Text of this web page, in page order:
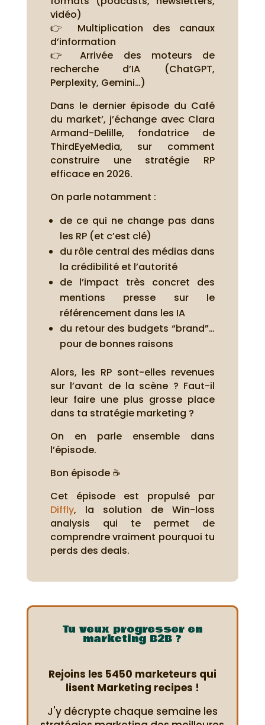
vidéo)
👉 Multiplication des canaux
d’information
👉 Arrivée des moteurs de
recherche d’IA (ChatGPT,
Perplexity, Gemini…)
Dans le dernier épisode du Café
du market’, j’échange avec Clara
Armand-Delille, fondatrice de
ThirdEyeMedia, sur comment
construire une stratégie RP
efficace en 2026.
On parle notamment :
de ce qui ne change pas dans
les RP (et c’est clé)
du rôle central des médias dans
la crédibilité et l’autorité
de l’impact très concret des
mentions presse sur le
référencement dans les IA
du retour des budgets “brand”…
pour de bonnes raisons
Alors, les RP sont-elles revenues
sur l’avant de la scène ? Faut-il
leur faire une plus grosse place
dans ta stratégie marketing ?
On en parle ensemble dans
l’épisode.
Bon épisode ☕
Cet épisode est propulsé par
Diffly, la solution de Win-loss
analysis qui te permet de
comprendre vraiment pourquoi tu
perds des deals.
Tu veux progresser en
marketing B2B ?
Rejoins les 5450 marketeurs qui
lisent Marketing recipes !
J'y décrypte chaque semaine les